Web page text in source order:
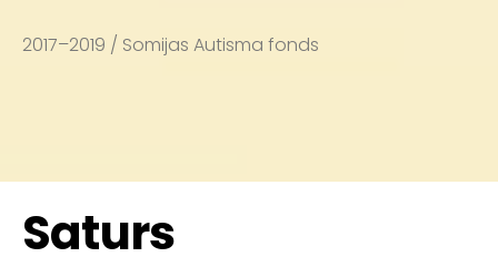
2017–2019 / Somijas Autisma fonds
Saturs